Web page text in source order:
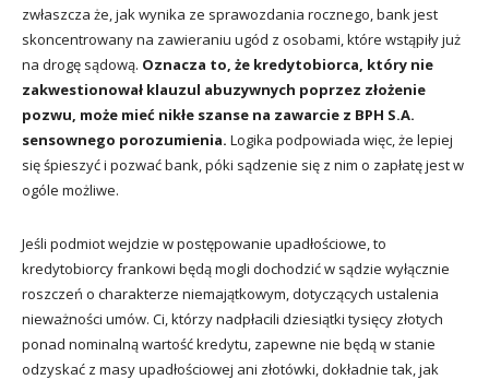
zwłaszcza że, jak wynika ze sprawozdania rocznego, bank jest
skoncentrowany na zawieraniu ugód z osobami, które wstąpiły już
na drogę sądową. Oznacza to, że kredytobiorca, który nie
zakwestionował klauzul abuzywnych poprzez złożenie
pozwu, może mieć nikłe szanse na zawarcie z BPH S.A.
sensownego porozumienia. Logika podpowiada więc, że lepiej
się śpieszyć i pozwać bank, póki sądzenie się z nim o zapłatę jest w
ogóle możliwe.
Jeśli podmiot wejdzie w postępowanie upadłościowe, to
kredytobiorcy frankowi będą mogli dochodzić w sądzie wyłącznie
roszczeń o charakterze niemajątkowym, dotyczących ustalenia
nieważności umów. Ci, którzy nadpłacili dziesiątki tysięcy złotych
ponad nominalną wartość kredytu, zapewne nie będą w stanie
odzyskać z masy upadłościowej ani złotówki, dokładnie tak, jak